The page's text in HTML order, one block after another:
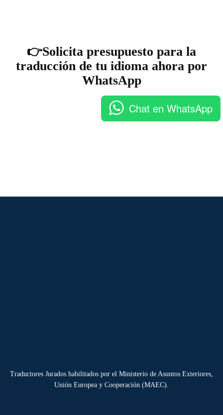
👉Solicita presupuesto para la
traducción de tu idioma ahora por
WhatsApp
Chat en WhatsApp
Traductores Jurados habilitados por el Ministerio de Asuntos Exteriores,
Unión Europea y Cooperación (MAEC).